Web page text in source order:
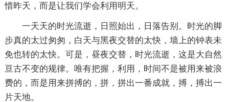
惜昨天，而是让我们学会利用明天。
一天天的时光流逝，日照始出，日落告别。时光的脚
步真的太过匆匆，白天与黑夜交替的太快，墙上的钟表未
免也转的太快。可是，昼夜交替，时光流逝，这是大自然
亘古不变的规律。唯有把握，利用，时间不是被用来被浪
费的，而是用来拼搏的，拼，拼出一番成就，搏，搏出一
片天地。